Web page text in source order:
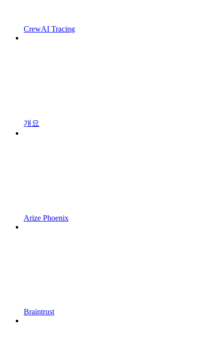
CrewAI Tracing
개요
Arize Phoenix
Braintrust